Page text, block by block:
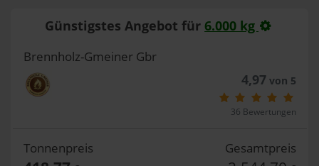
Günstigstes Angebot für 6.000 kg
Brennholz-Gmeiner Gbr
4,97von 5
36 Bewertungen
Tonnenpreis Gesamtpreis